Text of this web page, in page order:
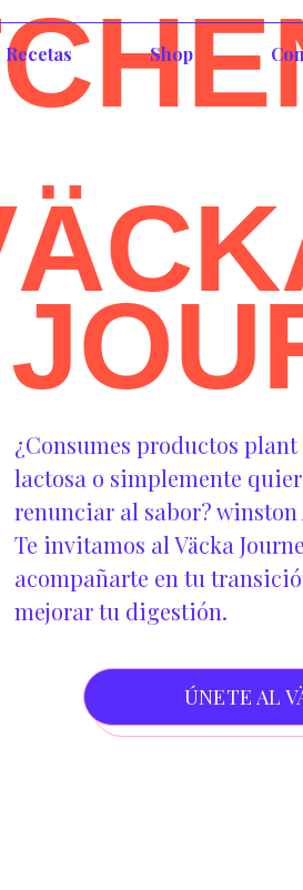
Recetas Shop
¿Consumes productos
lactosa o simplemente
renunciar al sabor?winston
Te invitamos al Väcka
acompañarte en tu
mejorar tu digestión.
ÚNETE AL